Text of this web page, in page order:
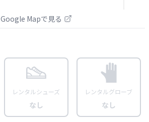
Google Mapで見る
レンタルシューズ
なし
レンタルグローブ
なし